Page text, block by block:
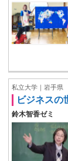
私立大学｜岩手県
ビジネスの
鈴木智香ゼミ